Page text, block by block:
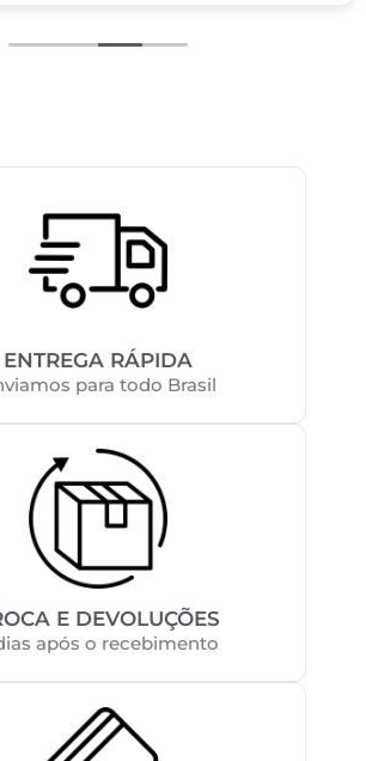
ENTREGA RÁPIDA
para todo Brasil
E DEVOLUÇÕES
após o recebimento